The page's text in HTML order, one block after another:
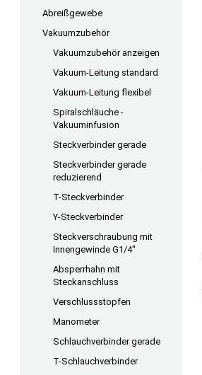
Abreißgewebe
Vakuumzubehör
Vakuumzubehör anzeigen
Vakuum-Leitung standard
Vakuum-Leitung flexibel
Spiralschläuche -
Vakuuminfusion
Steckverbinder gerade
Steckverbinder gerade
reduzierend
T-Steckverbinder
Y-Steckverbinder
Steckverschraubung mit
Innengewinde G1/4"
Absperrhahn mit
Steckanschluss
Verschlussstopfen
Manometer
Schlauchverbinder gerade
T-Schlauchverbinder